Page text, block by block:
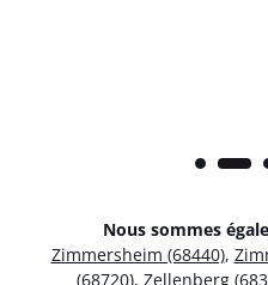
Nous sommes
Zimmersheim (68440),
(68720), Zellenberg